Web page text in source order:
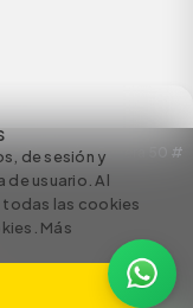
de sesión y
de usuario. Al
las cookies
Más
6 Dirección: Carrera 50 #